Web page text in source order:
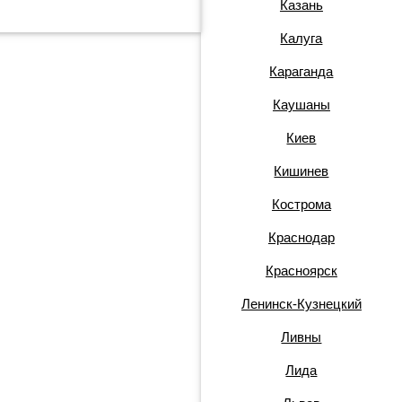
Казань
Калуга
Караганда
Каушаны
Киев
Кишинев
Кострома
Краснодар
Красноярск
Ленинск-Кузнецкий
Ливны
Лида